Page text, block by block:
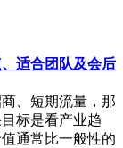
适合团队及会后
、短期流量，那
标是看产业趋
通常比一般性的